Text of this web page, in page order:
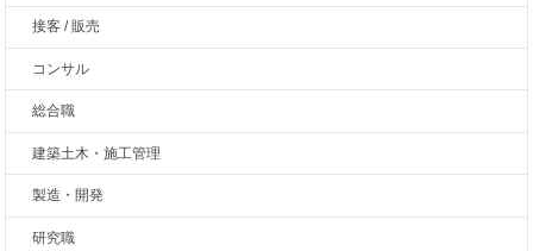
接客 / 販売
コンサル
総合職
建築土木・施工管理
製造・開発
研究職